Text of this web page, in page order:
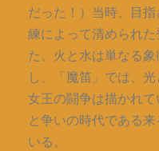
だった！）当時、目
練によって清められ
た。火と水は単なる
し、「魔笛」では、
女王の闘争は描かれ
と争いの時代である
いる。